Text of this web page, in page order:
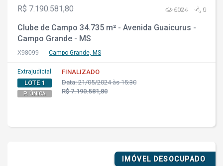
R$ 7.190.581,80 6024 0
Clube de Campo 34.735 m² - Avenida Guaicurus -
Campo Grande - MS
X98099 Campo Grande, MS
Extrajudicial
LOTE 1
P. ÚNICA
FINALIZADO
Data:21/05/2024 às 15:30
R$ 7.190.581,80
IMÓVEL DESOCUPADO